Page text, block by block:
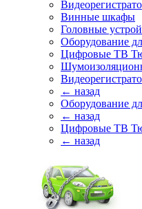
Винные шкафы
Головные
Оборудование
Цифровые ТВ
← назад
Оборудование
← назад
Цифровые ТВ
← назад